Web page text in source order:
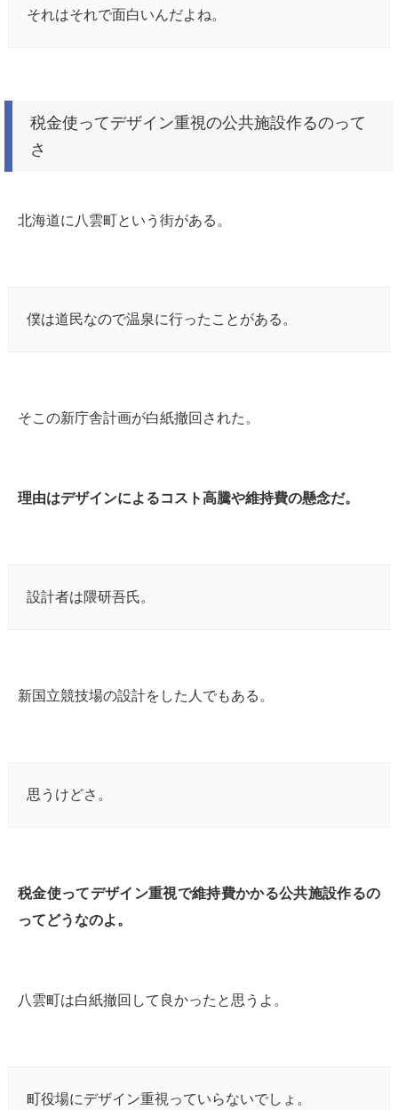
それはそれで面白いんだよね。
税金使ってデザイン重視の公共施設作るのって
さ
北海道に八雲町という街がある。
僕は道民なので温泉に行ったことがある。
そこの新庁舎計画が白紙撤回された。
理由はデザインによるコスト高騰や維持費の懸念だ。
設計者は隈研吾氏。
新国立競技場の設計をした人でもある。
思うけどさ。
税金使ってデザイン重視で維持費かかる公共施設作るの
ってどうなのよ。
八雲町は白紙撤回して良かったと思うよ。
町役場にデザイン重視っていらないでしょ。